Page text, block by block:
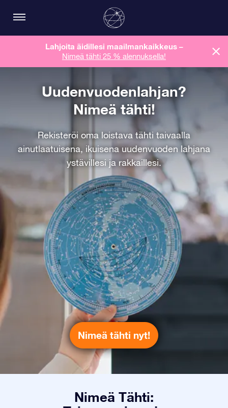
Lahjoita äidillesi maailmankaikkeus –
Nimeä tähti 25 % alennuksella!
Uudenvuodenlahjan?
Nimeä tähti!
Rekisteröi oma loistava tähti taivaalla
ainutlaatuisena, ikuisena uudenvuoden lahjana
ystävillesi ja rakkaillesi.
Nimeä tähti nyt!
Nimeä Tähti: